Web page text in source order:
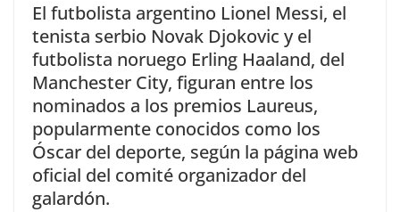
El futbolista argentino Lionel Messi, el
tenista serbio Novak Djokovic y el
futbolista noruego Erling Haaland, del
Manchester City, figuran entre los
nominados a los premios Laureus,
popularmente conocidos como los
Óscar del deporte, según la página web
oficial del comité organizador del
galardón.